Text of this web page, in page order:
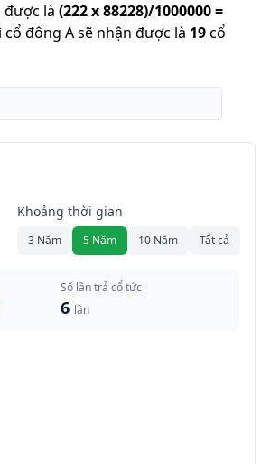
được là (222x88228)/1000000=
đông A sẽ nhận được là 19cổ
Khoảng thời gian
3 Năm 5 Năm 10 Năm Tất cả
Số lần trả cổ tức
6 lần